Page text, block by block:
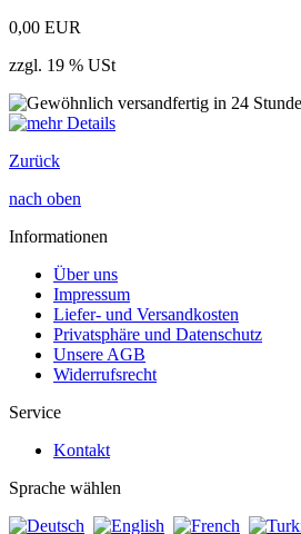
0,00 EUR
zzgl. 19 % USt
Zurück
nach oben
Informationen
Über uns
Impressum
Liefer- und Versandkosten
Privatsphäre und Datenschutz
Unsere AGB
Widerrufsrecht
Service
Kontakt
Sprache wählen